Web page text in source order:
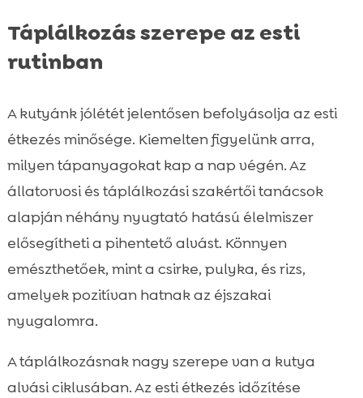
Táplálkozás szerepe az esti
rutinban
A kutyánk jólétét jelentősen befolyásolja az esti
étkezés minősége. Kiemelten figyelünk arra,
milyen tápanyagokat kap a nap végén. Az
állatorvosi és táplálkozási szakértői tanácsok
alapján néhány nyugtató hatású élelmiszer
elősegítheti a pihentető alvást. Könnyen
emészthetőek, mint a csirke, pulyka, és rizs,
amelyek pozitívan hatnak az éjszakai
nyugalomra.
A táplálkozásnak nagy szerepe van a kutya
alvási ciklusában. Az esti étkezés időzítése